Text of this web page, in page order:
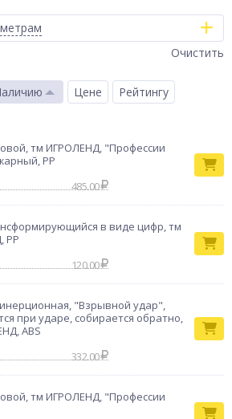
Очистить
Цене
Рейтингу
тм ИГРОЛЕНД, "Профессии
PP
485.00
в виде цифр, тм
PP
120.00
"Взрывной удар",
при ударе, собирается обратно,
ABS
332.00
тм ИГРОЛЕНД, "Профессии